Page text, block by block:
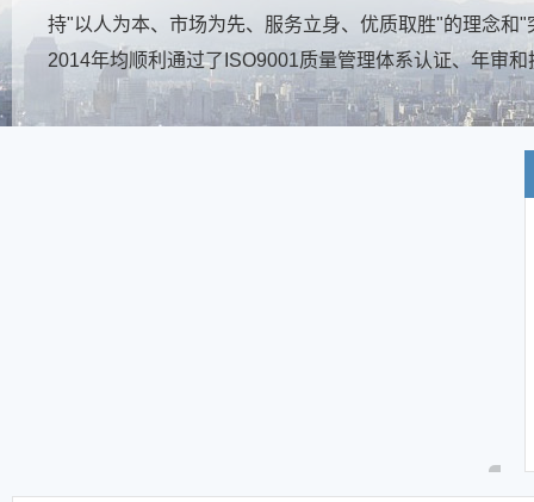
持"以人为本、市场为先、服务立身、优质取胜"的理念
2014年均顺利通过了ISO9001质量管理体系认证、年审